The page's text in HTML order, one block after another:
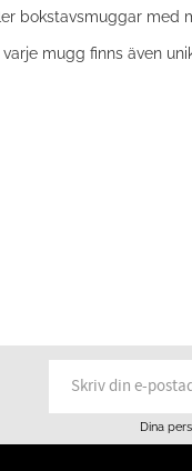
bokstavsmuggar
mugg finns även
Dina